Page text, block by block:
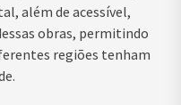
além de acessível,
obras, permitindo
regiões tenham